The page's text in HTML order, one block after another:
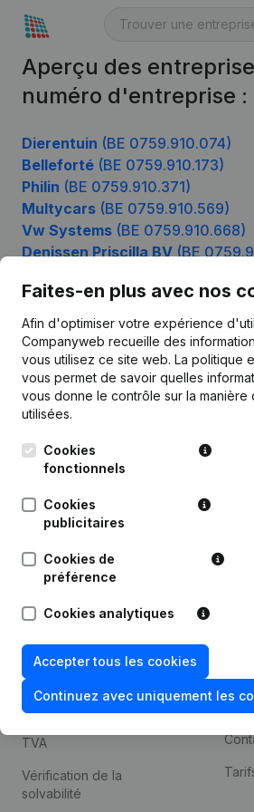
Aperçu des
numéro d'entreprise :
Dierentuin (BE 0759.910.074)
Belleforté (BE 0759.910.173)
Philin (BE 0759.910.371)
Multycars (BE 0759.910.569)
Vw Systems (BE 0759.910.668)
Denissen Priscilla BV(BE
Faites-en plus avec nos
Afin d'optimiser votre expérience
Companyweb recueille des
vous utilisez ce site web. La politique
vous permet de savoir quelles
vous donne le contrôle sur la manière
utilisées.
Cookies
fonctionnels
Cookies
publicitaires
Cookies de
préférence
Cookies analytiques
Accepter tous les cookies
Continuez avec uniquement les
Français
Kantorenpark Everest
Leuvensesteenweg
1800 Vilvoorde
Compliance et prévention
de la fraude
Consulter des comptes
annuels
TVA
Vérification de la
solvabilité